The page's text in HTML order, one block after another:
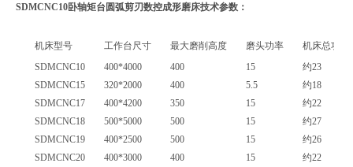
SDMCNC10卧轴矩台圆弧剪刃数控成形磨床技术参数：
机床型号 工作台尺寸 最大磨削高度 磨头功率
机床总功率
SDMCNC10
400*4000 400 15 约23
SDMCNC15
320*2000 400 5.5 约18
SDMCNC17
400*4200 350 15 约22
SDMCNC18
500*5000 500 15 约27
SDMCNC19
400*2500 500 15 约26
SDMCNC20
400*3000 400 15 约22